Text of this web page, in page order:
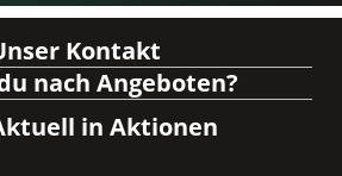
Kontakt
nach Angeboten?
in Aktionen